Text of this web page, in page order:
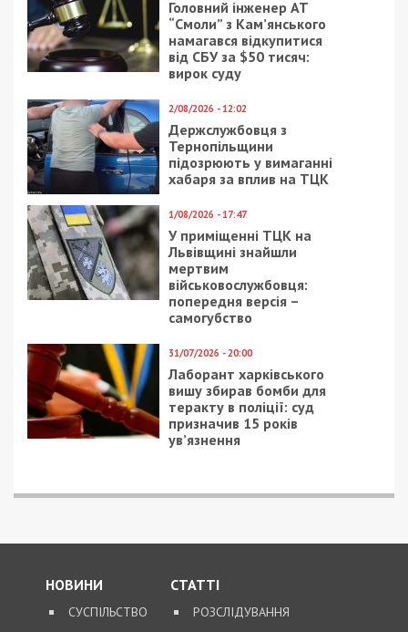
16/06/2020 - 15:24
В Украине хотят
усилить наказание за
отсутствие маски на
лице
14/07/2021 - 22:00
В Днепре появился
«маньяк», который
фото
Коронавирус в
мая
В Днепре показали
птичьего полета: фото